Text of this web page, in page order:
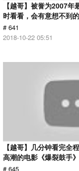
【越哥】被誉为2007
时看看，会有意想不到
# 641
2018-10-22 05:51
【越哥】几分钟看完全
高潮的电影《爆裂鼓手》
# 645